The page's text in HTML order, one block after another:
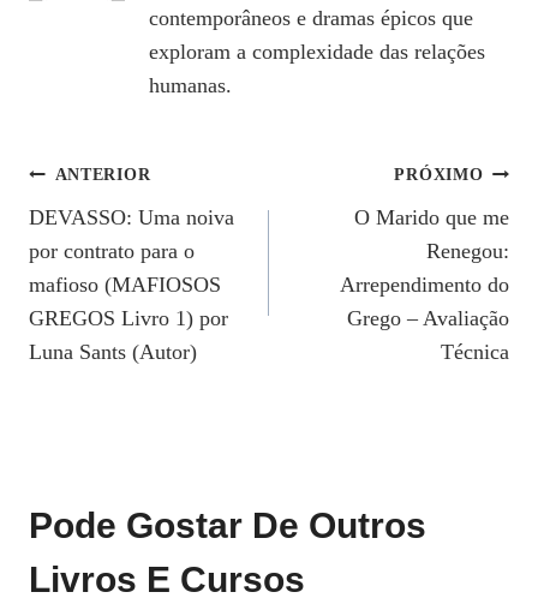
contemporâneos e dramas épicos que
exploram a complexidade das relações
humanas.
Navegação
De
Post
ANTERIOR
DEVASSO: Uma noiva
por contrato para o
mafioso (MAFIOSOS
GREGOS Livro 1) por
Luna Sants (Autor)
PRÓXIMO
O Marido que me
Renegou:
Arrependimento do
Grego – Avaliação
Técnica
Pode Gostar De Outros
Livros E Cursos